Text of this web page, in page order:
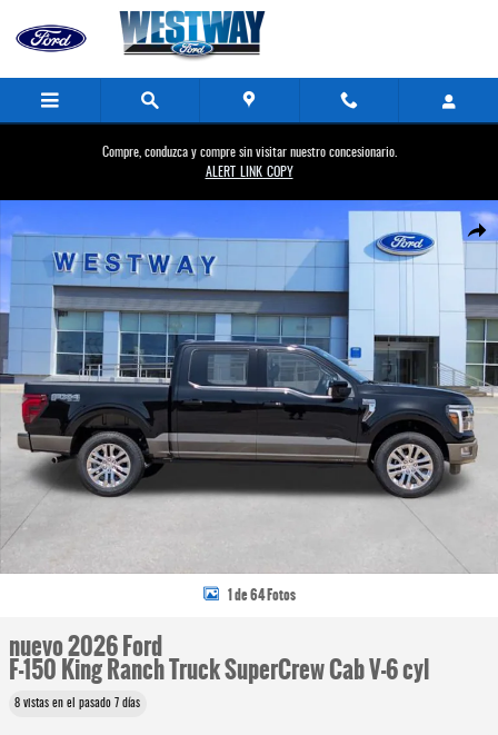
Saltar al contenido principal
Compre, conduzca y compre sin visitar nuestro concesionario.
ALERT_LINK_COPY
1 de 64 Fotos
nuevo 2026 Ford
F-150 King Ranch Truck SuperCrew Cab V-6 cyl
8 vistas en el pasado 7 días